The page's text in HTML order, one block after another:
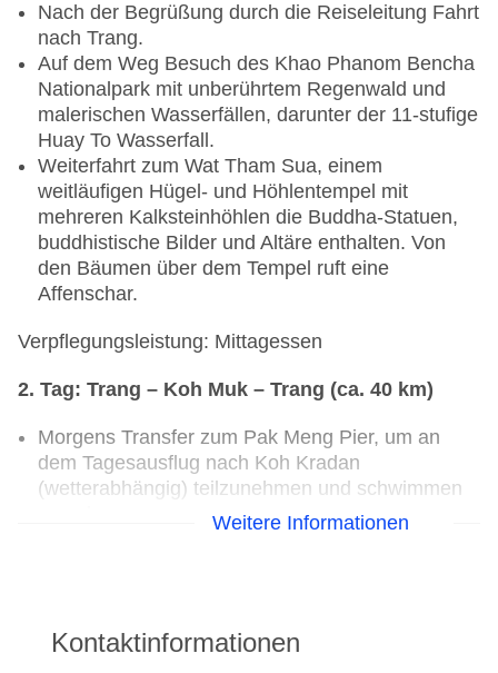
Nach der Begrüßung durch die Reiseleitung Fahrt
nach Trang.
Auf dem Weg Besuch des Khao Phanom Bencha
Nationalpark mit unberührtem Regenwald und
malerischen Wasserfällen, darunter der 11-stufige
Huay To Wasserfall.
Weiterfahrt zum Wat Tham Sua, einem
weitläufigen Hügel- und Höhlentempel mit
mehreren Kalksteinhöhlen die Buddha-Statuen,
buddhistische Bilder und Altäre enthalten. Von
den Bäumen über dem Tempel ruft eine
Affenschar.
Verpflegungsleistung: Mittagessen
2. Tag: Trang – Koh Muk – Trang (ca. 40 km)
Morgens Transfer zum Pak Meng Pier, um an
dem Tagesausflug nach Koh Kradan
(wetterabhängig) teilzunehmen und schwimmen
Die Tour endet am Pak Meng Pier.
Weitere Informationen
Kontaktinformationen